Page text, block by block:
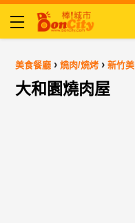
美食餐廳 ›燒肉/燒烤 ›新竹
大和園燒肉屋